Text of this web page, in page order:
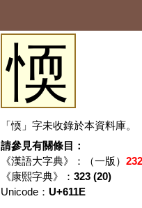
愞
「愞」字未收錄於本資料庫。
請參見有關條目：
《漢語大字典》：（一版）
《康熙字典》： 323 (20)
Unicode： U+611E